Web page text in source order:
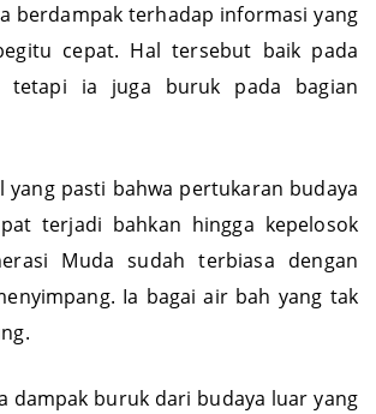
berdampak terhadap informasi yang
cepat. Hal tersebut baik pada
tetapi ia juga buruk pada bagian
yang pasti bahwa pertukaran budaya
terjadi bahkan hingga kepelosok
Muda sudah terbiasa dengan
Ia bagai air bah yang tak
dampak buruk dari budaya luar yang